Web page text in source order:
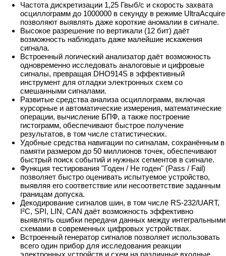
Частота дискретизации 1,25 Гвыб/с и скорость захвата
осциллограмм до 1000000 в секунду в режиме UltraAcquire
позволяют выявлять даже короткие аномалии в сигнале.
Высокое разрешение по вертикали (12 бит) даёт
возможность наблюдать даже малейшие искажения
сигнала.
Встроенный логический анализатор даёт возможность
одновременно исследовать аналоговые и цифровые
сигналы, превращая DHO914S в эффективный
инструмент для отладки электронных схем со
смешанными сигналами.
Развитые средства анализа осциллограмм, включая
курсорные и автоматические измерения, математические
операции, вычисление БПФ, а также построение
гистограмм, обеспечивают быстрое получение
результатов, в том числе статистических.
Удобные средства навигации по сигналам, сохранённым в
памяти размером до 50 миллионов точек, обеспечивают
быстрый поиск событий и нужных сегментов в сигнале.
Функция тестирования "Годен / Не годен" (Pass / Fail)
позволяет быстро оценивать испытуемое устройство,
выявляя его соответствие или несоответствие заданным
границам допуска.
Декодирование сигналов шин, в том числе RS-232/UART,
I²C, SPI, LIN, CAN даёт возможность эффективно
выявлять ошибки передачи данных между интегральными
схемами в современных цифровых устройствах.
Встроенный генератор сигналов позволяет использовать
всего один прибор для исследования реакции
электронных устройств и схем на различные входные